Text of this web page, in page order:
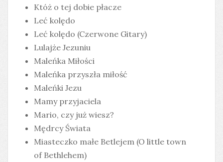
Któż o tej dobie płacze
Leć kolędo
Leć kolędo (Czerwone Gitary)
Lulajże Jezuniu
Maleńka Miłości
Maleńka przyszła miłość
Maleńki Jezu
Mamy przyjaciela
Mario, czy już wiesz?
Mędrcy Świata
Miasteczko małe Betlejem (O little town
of Bethlehem)